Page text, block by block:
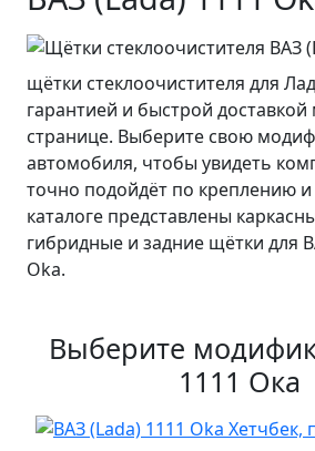
щётки стеклоочистителя для
гарантией и быстрой
странице. Выберите свою
автомобиля, чтобы увидеть
точно подойдёт по креплению
каталоге представлены
гибридные и задние щётки для
Oka.
Выберите
1111 Ока